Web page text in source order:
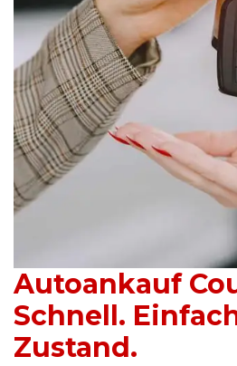
Autoankauf
Schnell.
Zustand.